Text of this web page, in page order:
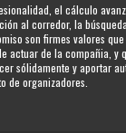
el cálculo
al corredor, la
son firmes valores
actuar de la compañia, y
sólidamente y aportar
de organizadores.